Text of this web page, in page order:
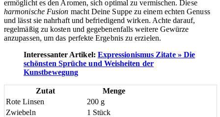
ermöglicht es den Aromen, sich optimal zu vermischen. Diese
harmonische Fusion macht Deine Suppe zu einem echten Genuss
und lässt sie nahrhaft und befriedigend wirken. Achte darauf,
regelmäßig zu kosten und gegebenenfalls weitere Gewürze
anzupassen, um das perfekte Ergebnis zu erzielen.
Interessanter Artikel: Expressionismus Zitate » Die
schönsten Sprüche und Weisheiten der
Kunstbewegung
Zutat
Menge
Rote Linsen
200 g
Zwiebeln
1 Stück